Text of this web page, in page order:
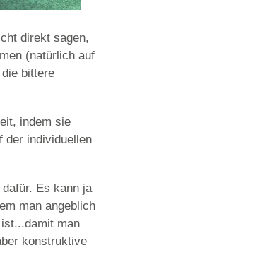
direkt sagen,
(natürlich auf
bittere
indem sie
der individuellen
Es kann ja
man angeblich
man
konstruktive